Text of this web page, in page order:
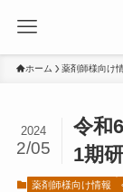
ホーム 薬剤師様向け
令和
1期
2024
2/05
薬剤師様向け情報